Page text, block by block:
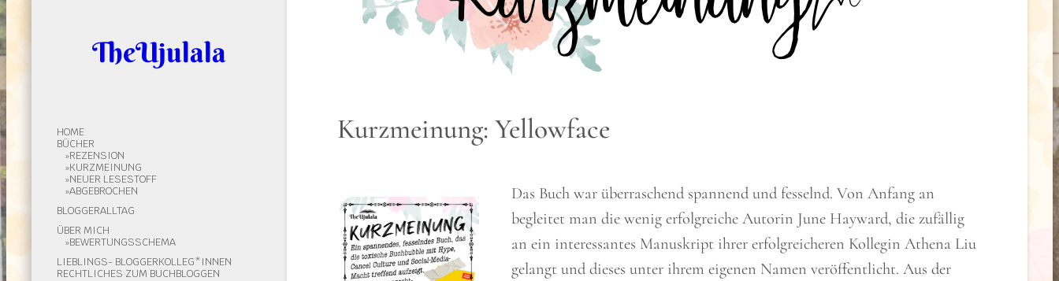
TheUjulala
HOME
BÜCHER
REZENSION
KURZMEINUNG
NEUER LESESTOFF
ABGEBROCHEN
BLOGGERALLTAG
ÜBER MICH
BEWERTUNGSSCHEMA
LIEBLINGS- BLOGGERKOLLEG*INNEN
RECHTLICHES ZUM BUCHBLOGGEN
Kurzmeinung: Yellowface
Das Buch war überraschend spannend und fesselnd. Von Anfang an
begleitet man die wenig erfolgreiche Autorin June Hayward, die zufällig
an ein interessantes Manuskript ihrer erfolgreicheren Kollegin Athena Liu
gelangt und dieses unter ihrem eigenen Namen veröffentlicht. Aus der